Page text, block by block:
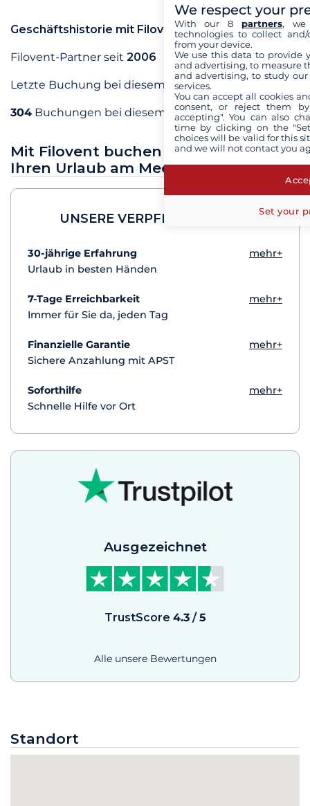
Geschäftshistorie mit Filovent
Filovent-Partner seit 2006
Letzte Buchung bei diesem Partner im Juli 2026
304 Buchungen bei diesem Partner
Mit Filovent buchen Sie entspannt
Ihren Urlaub am Meer
UNSERE VERPFLICHTUNGEN
30-jährige Erfahrung
mehr+
Urlaub in besten Händen
7-Tage Erreichbarkeit
mehr+
Immer für Sie da, jeden Tag
Finanzielle Garantie
mehr+
Sichere Anzahlung mit APST
Soforthilfe
mehr+
Schnelle Hilfe vor Ort
Ausgezeichnet
TrustScore 4.3/ 5
Alle unsere Bewertungen
Standort
We respect your
With our 8 partners, we
technologies to collect
from your device.
We use this data to provide
and advertising, to measure
and advertising, to study
services.
You can accept all cookies
consent, or reject them
accepting". You can also
time by clicking on the
choices will be valid for this
and we will not contact you
Set your